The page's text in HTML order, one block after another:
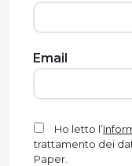
Email
Ho letto l’
trattamento dei
Paper.